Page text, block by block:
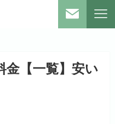
金【一覧】安い